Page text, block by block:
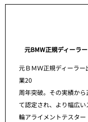
元BMW正規ディーラ
元ＢＭＷ正規ディーラ
業20
周年突破。その実績か
て認定され、より幅広
輪アライメントテスタ